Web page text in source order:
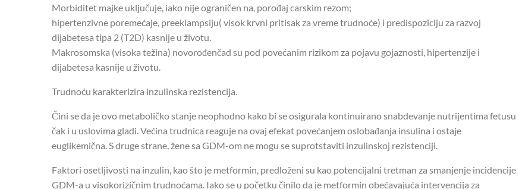
Morbiditet majke uključuje, iako nije ograničen na, porođaj carskim rezom;
hipertenzivne poremećaje, preeklampsiju( visok krvni pritisak za vreme trudnoće) i predispoziciju za razvoj
dijabetesa tipa 2 (T2D) kasnije u životu.
Makrosomska (visoka težina) novorođenčad su pod povećanim rizikom za pojavu gojaznosti, hipertenzije i
dijabetesa kasnije u životu.
Trudnoću karakterizira inzulinska rezistencija.
Čini se da je ovo metaboličko stanje neophodno kako bi se osigurala kontinuirano snabdevanje nutrijentima fetusu
čak i u uslovima gladi. Većina trudnica reaguje na ovaj efekat povećanjem oslobađanja insulina i ostaje
euglikemična. S druge strane, žene sa GDM-om ne mogu se suprotstaviti inzulinskoj rezistenciji.
Faktori osetljivosti na inzulin, kao što je metformin, predloženi su kao potencijalni tretman za smanjenje incidencije
GDM-a u visokorizičnim trudnoćama. Iako se u početku činilo da je metformin obećavajuća intervencija za